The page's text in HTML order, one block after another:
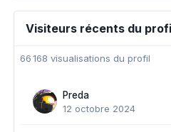
Visiteurs récents du
66 168 visualisations du profil
Preda
12 octobre 2024